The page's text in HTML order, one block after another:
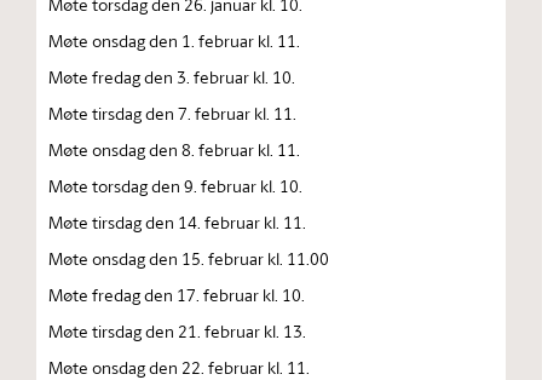
Møte onsdag den 1. februar kl. 11.
Møte fredag den 3. februar kl. 10.
Møte tirsdag den 7. februar kl. 11.
Møte onsdag den 8. februar kl. 11.
Møte torsdag den 9. februar kl. 10.
Møte tirsdag den 14. februar kl. 11.
Møte onsdag den 15. februar kl. 11.00
Møte fredag den 17. februar kl. 10.
Møte tirsdag den 21. februar kl. 13.
Møte onsdag den 22. februar kl. 11.